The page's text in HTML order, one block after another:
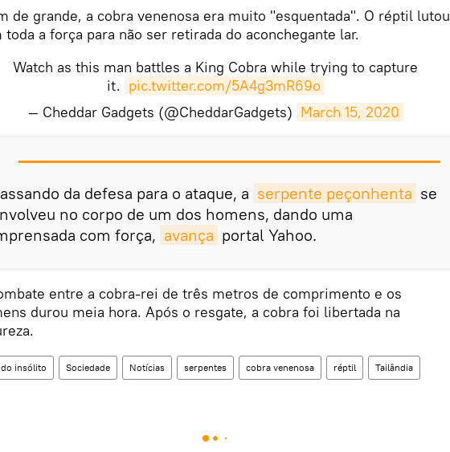
de grande, a cobra venenosa era muito "esquentada". O réptil lutou
toda a força para não ser retirada do aconchegante lar.
Watch as this man battles a King Cobra while trying to capture
it. pic.twitter.com/5A4g3mR69o
— Cheddar Gadgets (@CheddarGadgets) March 15, 2020
da defesa para o ataque, a serpente peçonhenta se
no corpo de um dos homens, dando uma
com força, avança portal Yahoo.
entre a cobra-rei de três metros de comprimento e os
durou meia hora. Após o resgate, a cobra foi libertada na
insólito Sociedade Notícias serpentes cobra venenosa réptil Tailândia